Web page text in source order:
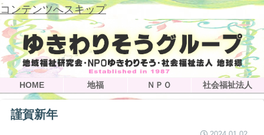
コンテンツへスキップ
HOME 地福 ＮＰＯ 社会福祉法人
謹賀新年